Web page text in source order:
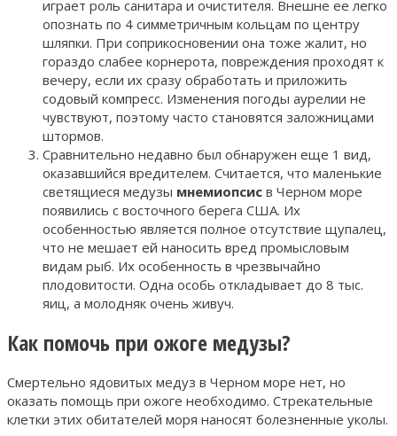
играет роль санитара и очистителя. Внешне ее легко
опознать по 4 симметричным кольцам по центру
шляпки. При соприкосновении она тоже жалит, но
гораздо слабее корнерота, повреждения проходят к
вечеру, если их сразу обработать и приложить
содовый компресс. Изменения погоды аурелии не
чувствуют, поэтому часто становятся заложницами
штормов.
Сравнительно недавно был обнаружен еще 1 вид,
оказавшийся вредителем. Считается, что маленькие
светящиеся медузы мнемиопсис в Черном море
появились с восточного берега США. Их
особенностью является полное отсутствие щупалец,
что не мешает ей наносить вред промысловым
видам рыб. Их особенность в чрезвычайно
плодовитости. Одна особь откладывает до 8 тыс.
яиц, а молодняк очень живуч.
Как помочь при ожоге медузы?
Смертельно ядовитых медуз в Черном море нет, но
оказать помощь при ожоге необходимо. Стрекательные
клетки этих обитателей моря наносят болезненные уколы.